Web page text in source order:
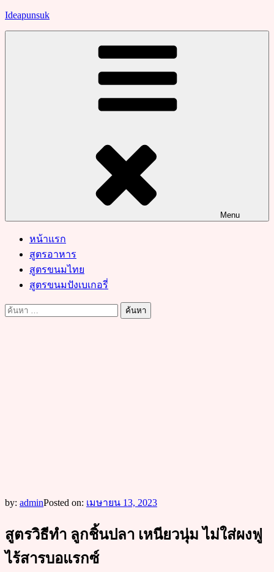
Skip
Ideapunsuk
Menu
หน้าแรก
สูตรอาหาร
สูตรขนมไทย
สูตรขนมปังเบเกอรี่
ค้นหา
by: adminPosted on: เมษายน 13, 2023
สูตรวิธีทำ ลูกชิ้นปลา เหนียวนุ่ม ไม่ใส่ผงฟู
ไร้สารบอแรกซ์